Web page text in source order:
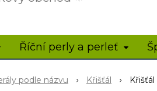
Říční perly a perleť
podle názvu Křišťál